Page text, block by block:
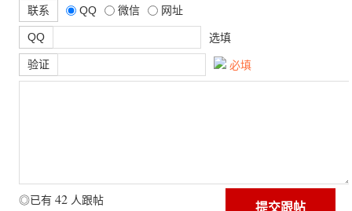
联系 QQ 微信 网址
QQ 选填
验证 必填
◎已有 42 人跟帖